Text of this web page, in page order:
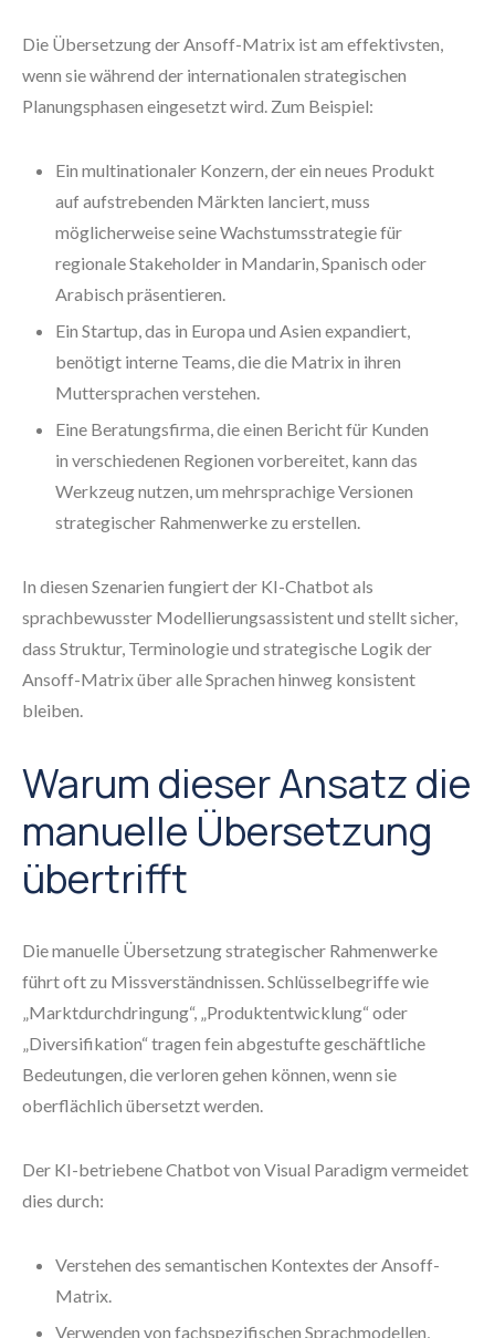
Die Übersetzung der Ansoff-Matrix ist am effektivsten,
wenn sie während der internationalen strategischen
Planungsphasen eingesetzt wird. Zum Beispiel:
Ein multinationaler Konzern, der ein neues Produkt
auf aufstrebenden Märkten lanciert, muss
möglicherweise seine Wachstumsstrategie für
regionale Stakeholder in Mandarin, Spanisch oder
Arabisch präsentieren.
Ein Startup, das in Europa und Asien expandiert,
benötigt interne Teams, die die Matrix in ihren
Muttersprachen verstehen.
Eine Beratungsfirma, die einen Bericht für Kunden
in verschiedenen Regionen vorbereitet, kann das
Werkzeug nutzen, um mehrsprachige Versionen
strategischer Rahmenwerke zu erstellen.
In diesen Szenarien fungiert der KI-Chatbot als
sprachbewusster Modellierungsassistent und stellt sicher,
dass Struktur, Terminologie und strategische Logik der
Ansoff-Matrix über alle Sprachen hinweg konsistent
bleiben.
Warum dieser Ansatz die
manuelle Übersetzung
übertrifft
Die manuelle Übersetzung strategischer Rahmenwerke
führt oft zu Missverständnissen. Schlüsselbegriffe wie
„Marktdurchdringung“, „Produktentwicklung“ oder
„Diversifikation“ tragen fein abgestufte geschäftliche
Bedeutungen, die verloren gehen können, wenn sie
oberflächlich übersetzt werden.
Der KI-betriebene Chatbot von Visual Paradigm vermeidet
dies durch:
Verstehen des semantischen Kontextes der Ansoff-
Matrix.
Verwenden von fachspezifischen Sprachmodellen,